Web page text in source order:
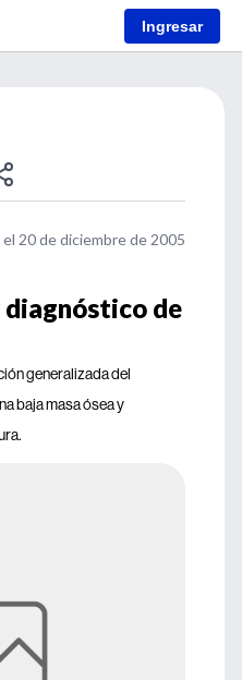
Ingresar
20 de diciembre de 2005
de
generalizada del
baja masa ósea y